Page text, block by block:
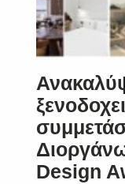
Design